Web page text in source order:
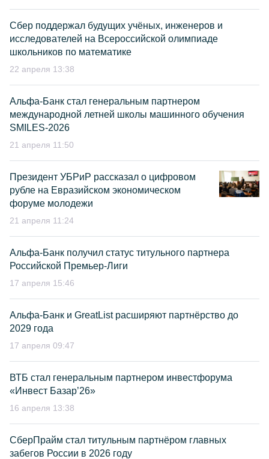
Сбер поддержал будущих учёных, инженеров и
исследователей на Всероссийской олимпиаде
школьников по математике
22 апреля 13:38
Альфа-Банк стал генеральным партнером
международной летней школы машинного обучения
SMILES-2026
21 апреля 11:50
Президент УБРиР рассказал о цифровом
рубле на Евразийском экономическом
форуме молодежи
21 апреля 11:24
Альфа-Банк получил статус титульного партнера
Российской Премьер-Лиги
17 апреля 15:46
Альфа-Банк и GreatList расширяют партнёрство до
2029 года
17 апреля 09:47
ВТБ стал генеральным партнером инвестфорума
«Инвест Базар’26»
16 апреля 13:38
СберПрайм стал титульным партнёром главных
забегов России в 2026 году